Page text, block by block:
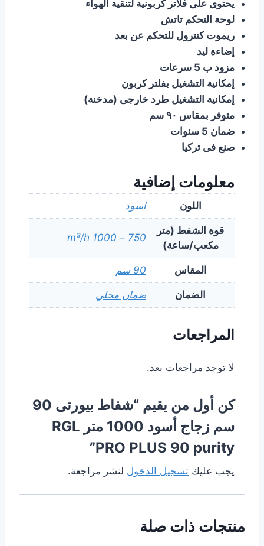
يحتوى على فلاتر كربونية لتنقية الهواء
ﻟﻮﺣﺔ ﺍﻟﺘﺤﻜﻢ تاتش
ريموت كنترول للتحكم عن بعد
إضاءة ليد
ﻣﺰﻭﺩ ب 5 سرعات
ﺇﻣﻜﺎﻧﻴﺔ ﺍﻟﺘﺸﻐﻴﻞ ﺑﻔﻠﺘﺮ ﻛﺮﺑﻮﻥ
ﺇﻣﻜﺎﻧﻴﺔ ﺍﻟﺘﺸﻐﻴﻞ ﻃﺮﺩ ﺧﺎﺭﺟﻰ (ﻣﺪﺧﻨﺔ)
ﻣﺘﻮﻓﺮ ﺑﻤﻘﺎﺱ ٩٠ سم
ضمان 5 سنوات
ﺻﻨﻊ ﻓﻰ ﺗﺮﻛﻴﺎ
معلومات إضافية
اللون اسود
قوة الشفط (متر
مكعب/ساعة)
750 – 1000 m³/h
المقاس 90 سم
الضمان ضمان محلي
المراجعات
لا توجد مراجعات بعد.
كن أول من يقيم “شفاط بيورتى 90
سم زجاج أسود 1000 متر RGL
PRO PLUS 90 purity”
يجب عليك تسجيل الدخول لنشر مراجعة.
منتجات ذات صلة